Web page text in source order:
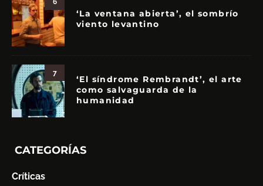
6
‘La ventana abierta’, el sombrío
viento levantino
7
‘El síndrome Rembrandt’, el arte
como salvaguarda de la
humanidad
CATEGORÍAS
Críticas